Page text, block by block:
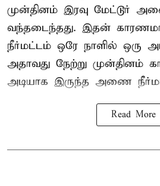
முன்தினம் இரவு மேட்டூர்
வந்தடைந்தது. இதன்
நீர்மட்டம் ஒரே நாளில் ஒரு
அதாவது நேற்று முன்தினம்
அடியாக இருந்த அணை
Read More